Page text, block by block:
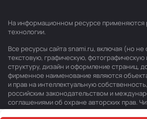
На информационном ресурсе применяются
технологии.
Все ресурсы сайта snami.ru, включая (но не
текстовую, графическую,
структуру, дизайн и оформление страниц,
фирменное наименование являются
и прав на интеллектуальную
российским законодательством и
соглашениями об охране авторских прав.